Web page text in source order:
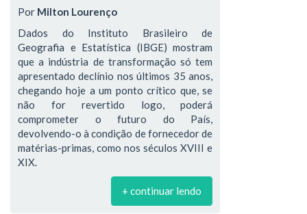
Por Milton Lourenço
Dados do Instituto Brasileiro de
Geografia e Estatística (IBGE) mostram
que a indústria de transformação só tem
apresentado declínio nos últimos 35 anos,
chegando hoje a um ponto crítico que, se
não for revertido logo, poderá
comprometer o futuro do País,
devolvendo-o à condição de fornecedor de
matérias-primas, como nos séculos XVIII e
XIX.
+ continuar lendo